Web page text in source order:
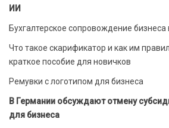
ИИ
Бухгалтерское сопровождение бизнеса
Что такое скарификатор и как им
краткое пособие для новичков
Ремувки с логотипом для бизнеса
В Германии обсуждают отмену
для бизнеса